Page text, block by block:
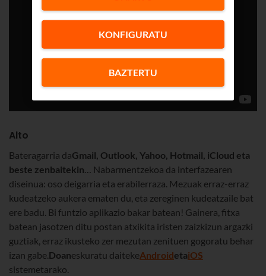
Alto
Bateragarria daGmail, Outlook, Yahoo, Hotmail, iCloud eta
beste zenbaitekin… Nabarmentzekoa da interfazearen
diseinua: oso deigarria eta erabilerraza. Mezuak erraz-erraz
kudeatzeko aukera ematen du, eta zereginen kudeatzaile bat
ere badu. Bi funtzio aplikazio bakar batean! Gainera, fitxa
batean jasotzen ditu postan atxikita iristen zaizkizun argazki
guztiak, erraz ikusteko zer mezutan zenituen gogoratu behar
izan gabe.Doaneskuratu daitekeAndroidetaiOS
sistemetarako.
KONFIGURATU
BAZTERTU